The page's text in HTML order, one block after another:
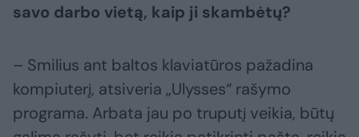
savo darbo vietą, kaip ji skambėtų?
– Smilius ant baltos klaviatūros pažadina
kompiuterį, atsiveria „Ulysses“ rašymo
programa. Arbata jau po truputį veikia, būtų